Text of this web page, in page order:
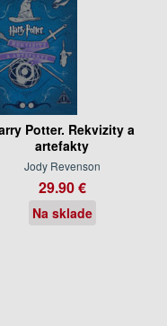
Potter. Rekvizity a
artefakty
Jody Revenson
29.90 €
Na sklade